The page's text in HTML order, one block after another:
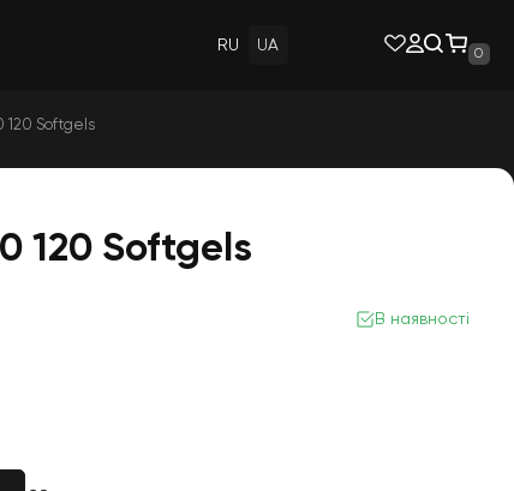
RU UA
0
120 Softgels
120 Softgels
В наявності